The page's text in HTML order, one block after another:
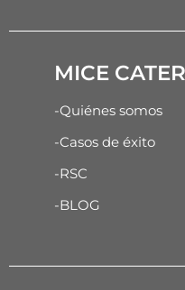
MICE
-Quiénes somos
-Casos de éxito
-RSC
-BLOG